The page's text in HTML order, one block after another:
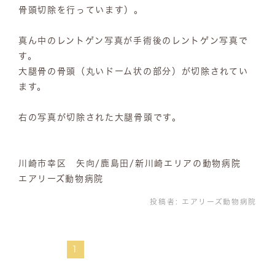
骨頭切除を行っています）。
真ん中のレントゲン写真が手術後のレントゲン写真で
す。
大腿骨の骨頭（丸いドーム状の部分）が切除されてい
ます。
右の写真が切除された大腿骨頭です。
川崎市幸区 矢向/鹿島田/新川崎エリアの動物病院
エアリーズ動物病院
投稿者: エアリーズ動物病院
1